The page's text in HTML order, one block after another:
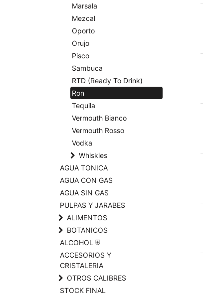
Marsala
Mezcal
Oporto
Orujo
Pisco
Sambuca
RTD (Ready To Drink)
Ron
Tequila
Vermouth Bianco
Vermouth Rosso
Vodka
Whiskies
AGUA TONICA
AGUA CON GAS
AGUA SIN GAS
PULPAS Y JARABES
ALIMENTOS
BOTANICOS
ALCOHOL ⛨
ACCESORIOS Y
CRISTALERIA
OTROS CALIBRES
STOCK FINAL